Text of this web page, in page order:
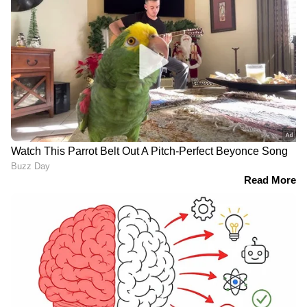
റെക്കോർഡ് ചെയ്തു, 570
കോടി രൂപ നഷ്ടപരിഹാരം
നൽകാൻ ഗൂഗിൾ
സ്പീഡിൽ അന്വേഷണം
നടക്കാനുള്ള
ക്രമീകരണവുമായി
മൈക്രോസോഫ്റ്റ്
LATEST VIDEOS
ജലനിരപ്പ് കുറഞ്ഞെങ്കിലും ദുരിതം
ഒഴിയാതെ കുട്ടനാട്ടുകാര്‍; വെള്ളം